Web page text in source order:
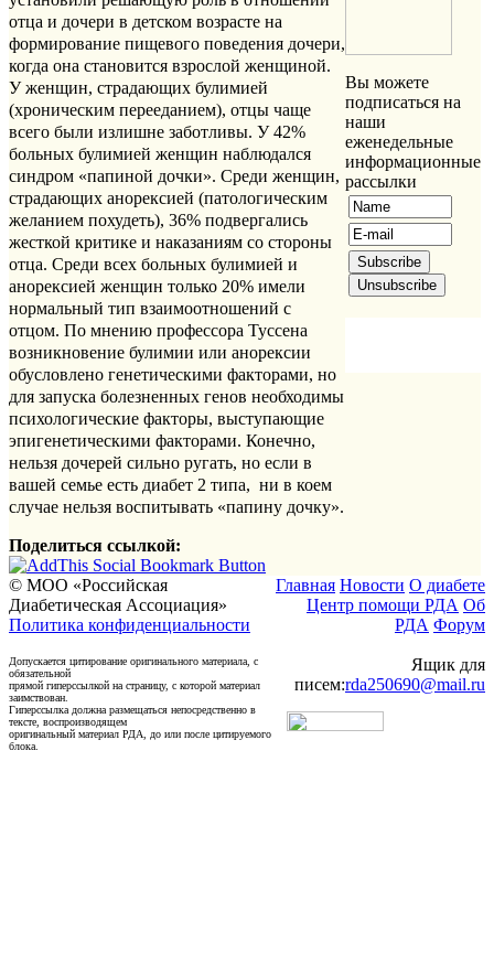
отца и дочери в детском возрасте на
формирование пищевого поведения дочери,
когда она становится взрослой женщиной.
У женщин, страдающих булимией
(хроническим перееданием), отцы чаще
всего были излишне заботливы. У 42%
больных булимией женщин наблюдался
синдром «папиной дочки». Среди женщин,
страдающих анорексией (патологическим
желанием похудеть), 36% подвергались
жесткой критике и наказаниям со стороны
отца. Среди всех больных булимией и
анорексией женщин только 20% имели
нормальный тип взаимоотношений с
отцом. По мнению профессора Туссена
возникновение булимии или анорексии
обусловлено генетическими факторами, но
для запуска болезненных генов необходимы
психологические факторы, выступающие
эпигенетическими факторами. Конечно,
нельзя дочерей сильно ругать, но если в
вашей семье есть диабет 2 типа, ни в коем
случае нельзя воспитывать «папину дочку».
Поделиться ссылкой:
Вы можете
подписаться на
наши
еженедельные
информационные
рассылки
© МОО «Российская
Диабетическая Ассоциация»
Политика конфиденциальности
Допускается цитирование оригинального материала, с
обязательной
прямой гиперссылкой на страницу, с которой материал
заимствован.
Гиперссылка должна размещаться непосредственно в
тексте, воспроизводящем
оригинальный материал РДА, до или после цитируемого
блока.
Главная Новости О диабете
Центр помощи РДА Об
РДА Форум
Ящик для
писем:rda250690@mail.ru